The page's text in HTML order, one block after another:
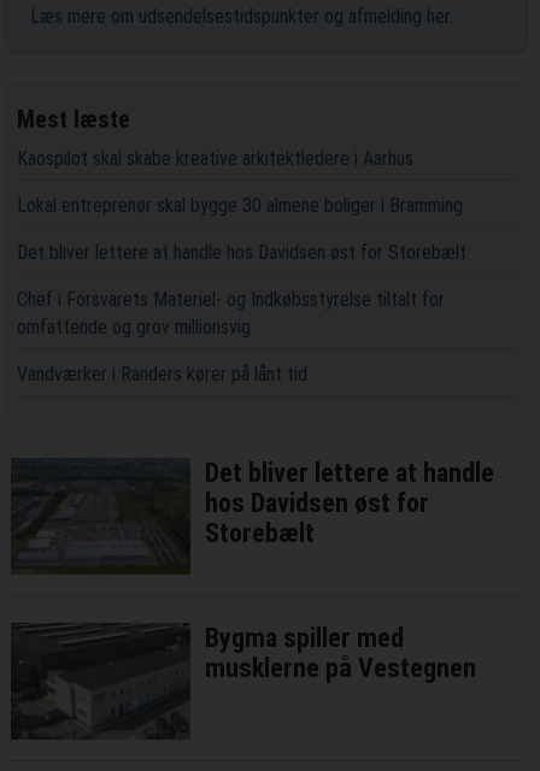
Læs mere om udsendelsestidspunkter og afmelding her.
Mest læste
Kaospilot skal skabe kreative arkitektledere i Aarhus
Lokal entreprenør skal bygge 30 almene boliger i Bramming
Det bliver lettere at handle hos Davidsen øst for Storebælt
Chef i Forsvarets Materiel- og Indkøbsstyrelse tiltalt for
omfattende og grov millionsvig
Vandværker i Randers kører på lånt tid
Det bliver lettere at handle
hos Davidsen øst for
Storebælt
Bygma spiller med
musklerne på Vestegnen